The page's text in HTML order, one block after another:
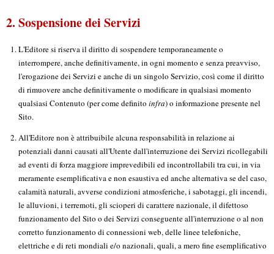
2. Sospensione dei Servizi
L'Editore si riserva il diritto di sospendere temporaneamente o
interrompere, anche definitivamente, in ogni momento e senza preavviso,
l'erogazione dei Servizi e anche di un singolo Servizio, così come il diritto
di rimuovere anche definitivamente o modificare in qualsiasi momento
qualsiasi Contenuto (per come definito infra) o informazione presente nel
Sito.
All'Editore non è attribuibile alcuna responsabilità in relazione ai
potenziali danni causati all'Utente dall'interruzione dei Servizi ricollegabili
ad eventi di forza maggiore imprevedibili ed incontrollabili tra cui, in via
meramente esemplificativa e non esaustiva ed anche alternativa se del caso,
calamità naturali, avverse condizioni atmosferiche, i sabotaggi, gli incendi,
le alluvioni, i terremoti, gli scioperi di carattere nazionale, il difettoso
funzionamento del Sito o dei Servizi conseguente all'interruzione o al non
corretto funzionamento di connessioni web, delle linee telefoniche,
elettriche e di reti mondiali e/o nazionali, quali, a mero fine esemplificativo